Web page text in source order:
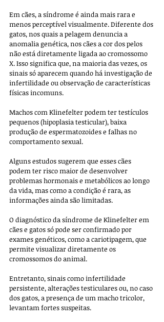
Em cães, a síndrome é ainda mais rara e
menos perceptível visualmente. Diferente dos
gatos, nos quais a pelagem denuncia a
anomalia genética, nos cães a cor dos pelos
não está diretamente ligada ao cromossomo
X. Isso significa que, na maioria das vezes, os
sinais só aparecem quando há investigação de
infertilidade ou observação de características
físicas incomuns.
Machos com Klinefelter podem ter testículos
pequenos (hipoplasia testicular), baixa
produção de espermatozoides e falhas no
comportamento sexual.
Alguns estudos sugerem que esses cães
podem ter risco maior de desenvolver
problemas hormonais e metabólicos ao longo
da vida, mas como a condição é rara, as
informações ainda são limitadas.
O diagnóstico da síndrome de Klinefelter em
cães e gatos só pode ser confirmado por
exames genéticos, como a cariotipagem, que
permite visualizar diretamente os
cromossomos do animal.
Entretanto, sinais como infertilidade
persistente, alterações testiculares ou, no caso
dos gatos, a presença de um macho tricolor,
levantam fortes suspeitas.